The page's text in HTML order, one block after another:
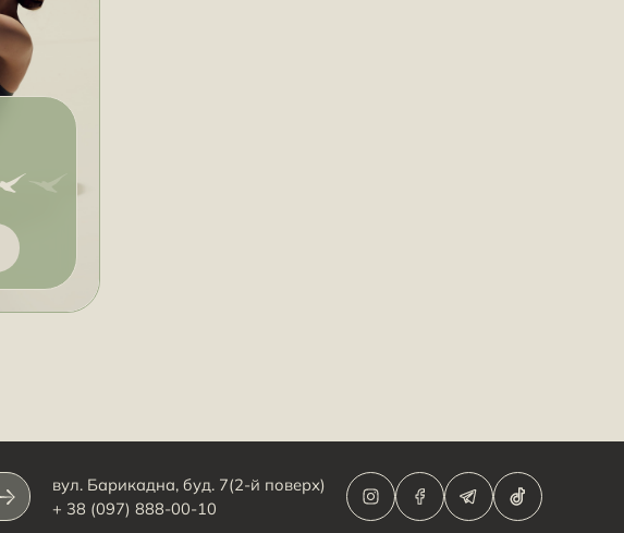
вул. Барикадна, буд. 7(2-й поверх)
+ 38 (097) 888-00-10